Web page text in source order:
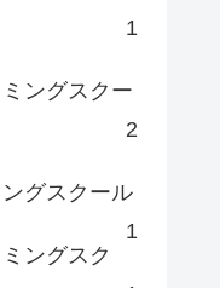
1
ングスクー
2
グスクール
1
ングスク